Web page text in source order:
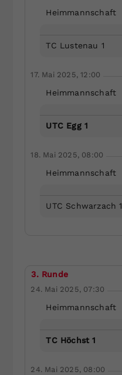
Heimmannschaft
TC Lustenau 1
17. Mai 2025, 12:00
Heimmannschaft
UTC Egg 1
18. Mai 2025, 08:00
Heimmannschaft
UTC Schwarzach 1
3. Runde
24. Mai 2025, 07:30
Heimmannschaft
TC Höchst 1
24. Mai 2025, 08:00